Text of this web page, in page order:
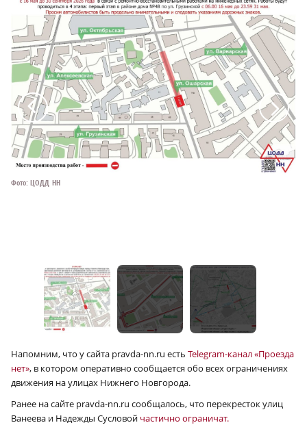
Фото: ЦОДД НН
a a
Напомним, что у сайта pravda-nn.ru есть Telegram-канал «Проезда
нет», в котором оперативно сообщается обо всех ограничениях
движения на улицах Нижнего Новгорода.
Ранее на сайте pravda-nn.ru сообщалось, что перекресток улиц
Ванеева и Надежды Сусловой частично ограничат.